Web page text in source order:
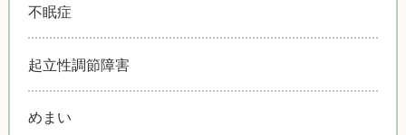
不眠症
起立性調節障害
めまい